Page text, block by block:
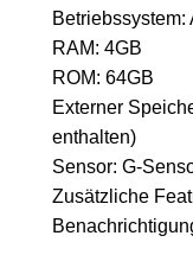
Betriebssystem:
RAM: 4GB
ROM: 64GB
Externer
enthalten)
Sensor: G-
Zusätzliche